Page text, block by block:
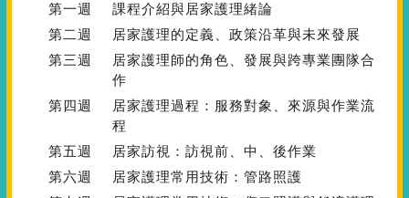
第一週
課程介紹與居家護理緒論
第二週
居家護理的定義、政策沿革與未來發展
第三週
居家護理師的角色、發展與跨專業團隊合
作
第四週
居家護理過程：服務對象、來源與作業流
程
第五週
居家訪視：訪視前、中、後作業
第六週
居家護理常用技術：管路照護